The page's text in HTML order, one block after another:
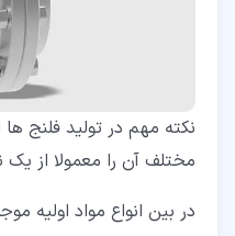
نکته مهم در تولید فلنج
مختلف آن را معمولا از یک
در بین انواع مواد اولیه